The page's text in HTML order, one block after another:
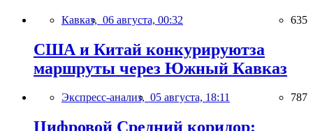
Кавказ, 06 августа, 00:32 635
США и Китай конкурируютза
маршруты через Южный Кавказ
Экспресс-анализ, 05 августа, 18:11 787
Цифровой Средний коридор: